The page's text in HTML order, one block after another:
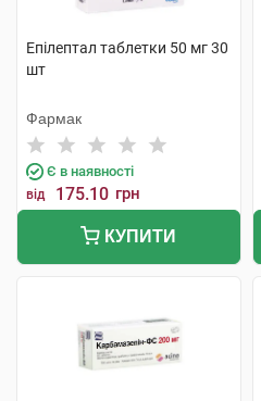
Епілептал таблетки 50 мг 30
шт
Фармак
Є в наявності
від 175.10 грн
КУПИТИ